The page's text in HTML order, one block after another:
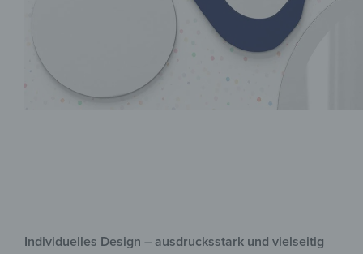
Individuelles Design – ausdrucksstark und vielseitig